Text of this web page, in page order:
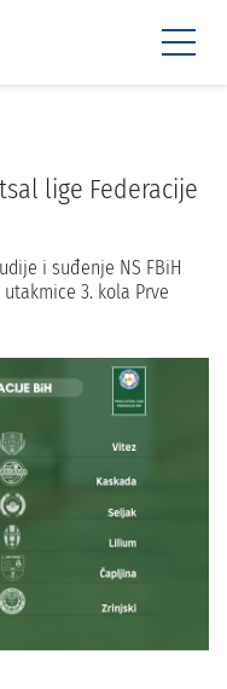
lige Federacije
i suđenje NS FBiH
3. kola Prve